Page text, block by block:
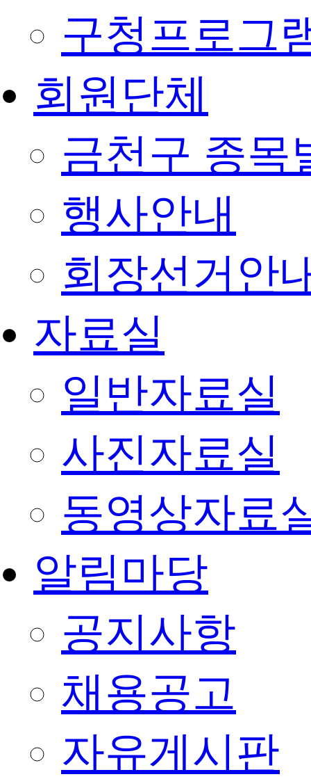
구청프로그
회원단체
금천구 종목
행사안내
회장선거안
자료실
일반자료실
사진자료실
동영상자료
알림마당
공지사항
채용공고
자유게시판